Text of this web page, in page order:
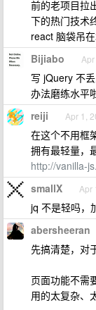
前的老项目拉
下的热门技术
react 脑袋吊
Bijiabo
写 jQuery 不
办法磨练水平
reiji Apr 1,
在这个不用框
拥有最轻量，
http://vanilla-
smallX Apr
jq 不是轻吗，
abersheeran
先搞清楚，对
页面功能不需
用的太复杂、